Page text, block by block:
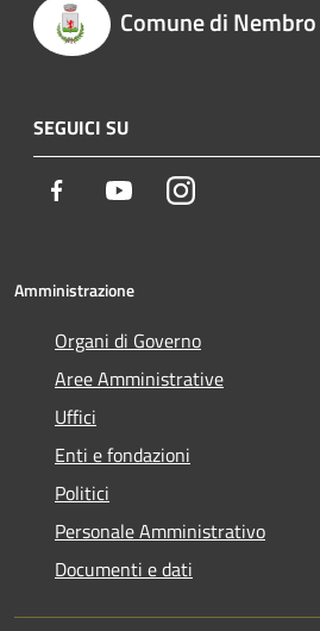
Comune di Nembro
SEGUICI SU
Facebook YoutubeInstagram
Amministrazione
Organi di Governo
Aree Amministrative
Uffici
Enti e fondazioni
Politici
Personale Amministrativo
Documenti e dati